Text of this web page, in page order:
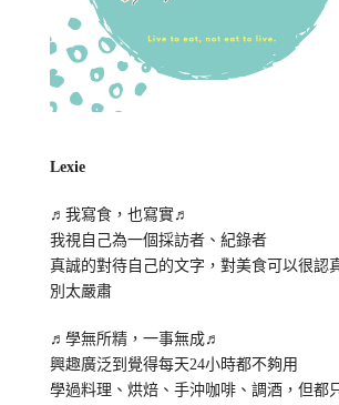
Lexie
♬我寫食，也寫實♬
我視自己為一個採訪者、紀錄者
真誠的對待自己的文字，對美食可以很認
別太嚴肅
♬學無所精，一事無成♬
興趣廣泛到覺得每天24小時都不夠用
學過料理、烘焙、手沖咖啡、調酒，但都